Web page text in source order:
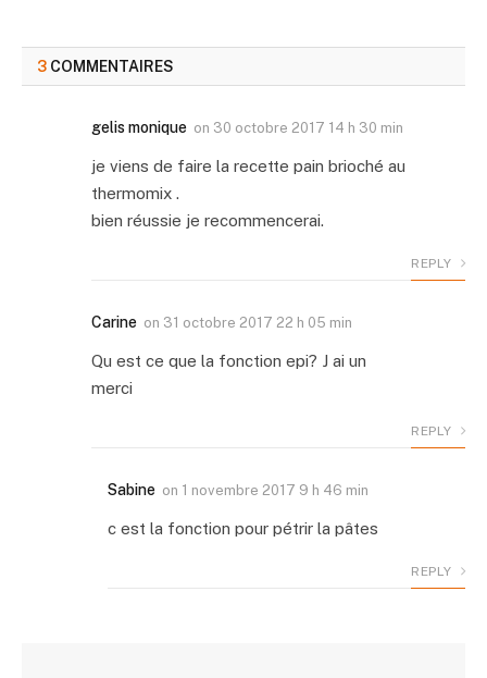
3 COMMENTAIRES
gelis monique on 30 octobre 2017 14 h 30 min
je viens de faire la recette pain brioché au
thermomix .
bien réussie je recommencerai.
REPLY
Carine on 31 octobre 2017 22 h 05 min
Qu est ce que la fonction epi? J ai un
merci
REPLY
Sabine on 1 novembre 2017 9 h 46 min
c est la fonction pour pétrir la pâtes
REPLY